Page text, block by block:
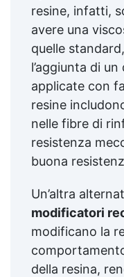
resine, infatti,
avere una
quelle
l’aggiunta di
applicate con
resine
nelle fibre di
resistenza
buona
Un’altra
modificatori
modificano la
della resina,